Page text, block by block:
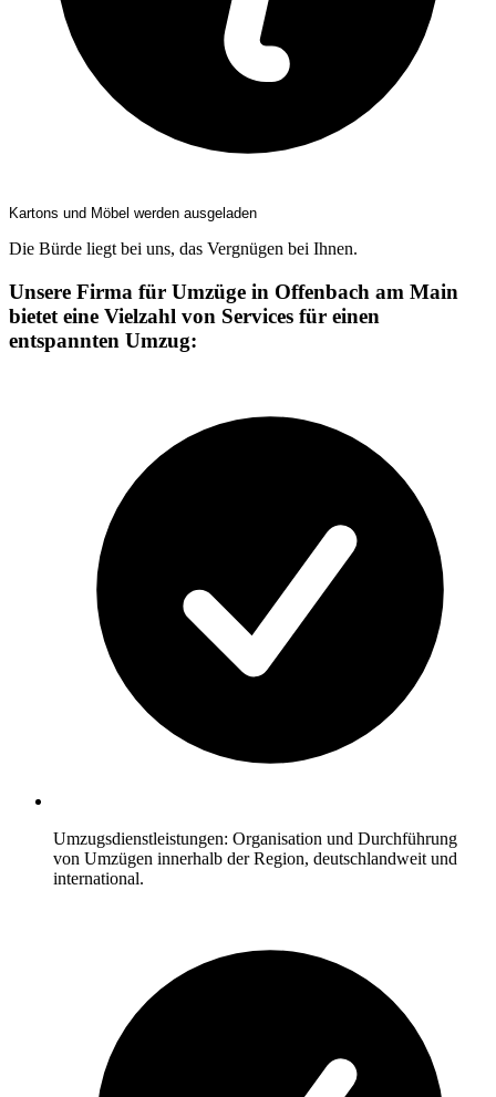
Kartons und Möbel werden ausgeladen
Die Bürde liegt bei uns, das Vergnügen bei Ihnen.
Unsere Firma für Umzüge in Offenbach am Main
bietet eine Vielzahl von Services für einen
entspannten Umzug:
Umzugsdienstleistungen: Organisation und Durchführung
von Umzügen innerhalb der Region, deutschlandweit und
international.